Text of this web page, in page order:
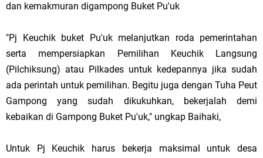
dan kemakmuran digampong Buket Pu'uk
"Pj Keuchik buket Pu'uk melanjutkan roda pemerintahan
serta mempersiapkan Pemilihan Keuchik Langsung
(Pilchiksung) atau Pilkades untuk kedepannya jika sudah
ada perintah untuk pemilihan. Begitu juga dengan Tuha Peut
Gampong yang sudah dikukuhkan, bekerjalah demi
kebaikan di Gampong Buket Pu'uk," ungkap Baihaki,
Untuk Pj Keuchik harus bekerja maksimal untuk desa